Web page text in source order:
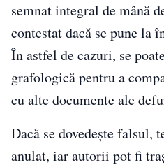
semnat integral de mână
contestat dacă se pune la
În astfel de cazuri, se
grafologică pentru a
cu alte documente ale
Dacă se dovedește falsul,
anulat, iar autorii pot fi